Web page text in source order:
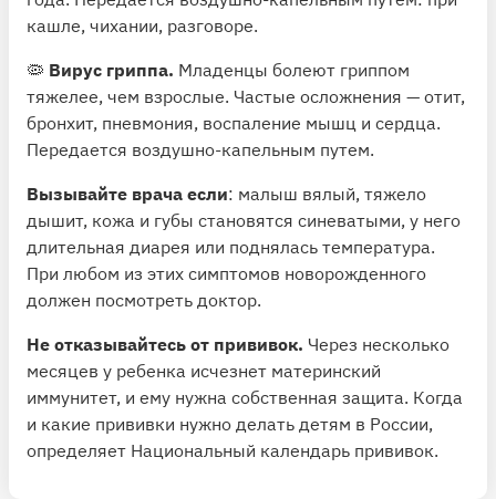
кашле, чихании, разговоре.
🦠 Вирус гриппа. Младенцы болеют гриппом
тяжелее, чем взрослые. Частые осложнения — отит,
бронхит, пневмония, воспаление мышц и сердца.
Передается воздушно-капельным путем.
Вызывайте врача если: малыш вялый, тяжело
дышит, кожа и губы становятся синеватыми, у него
длительная диарея или поднялась температура.
При любом из этих симптомов новорожденного
должен посмотреть доктор.
Не отказывайтесь от прививок. Через несколько
месяцев у ребенка исчезнет материнский
иммунитет, и ему нужна собственная защита. Когда
и какие прививки нужно делать детям в России,
определяет Национальный календарь прививок.